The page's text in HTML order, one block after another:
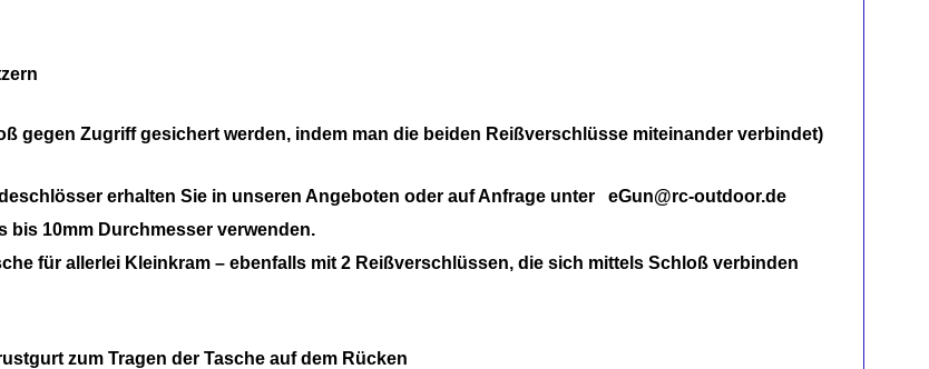
gegen Zugriff gesichert werden, indem man die beiden Reißverschlüsse miteinander verbindet)
erhalten Sie in unseren Angeboten oder auf Anfrage unter eGun@rc-outdoor.de
10mm Durchmesser verwenden.
für allerlei Kleinkram – ebenfalls mit 2 Reißverschlüssen, die sich mittels Schloß verbinden
zum Tragen der Tasche auf dem Rücken